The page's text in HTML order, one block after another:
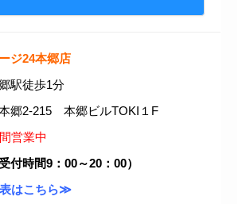
ジ24本郷店
駅徒歩1分
郷2-215 本郷ビルTOKI１F
営業中
付時間9：00～20：00）
はこちら≫